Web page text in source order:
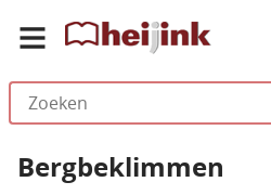
Bergbeklimmen